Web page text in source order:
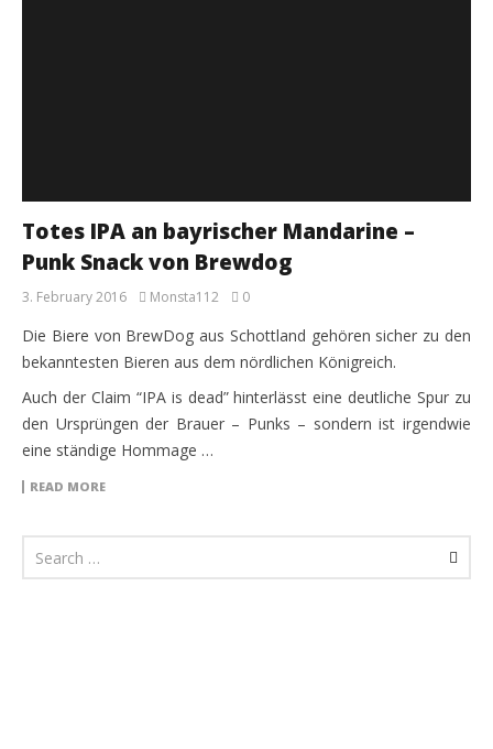
Totes IPA an bayrischer Mandarine –
Punk Snack von Brewdog
3. February 2016 Monsta112 0
Die Biere von BrewDog aus Schottland gehören sicher zu den
bekanntesten Bieren aus dem nördlichen Königreich.
Auch der Claim “IPA is dead” hinterlässt eine deutliche Spur zu
den Ursprüngen der Brauer – Punks – sondern ist irgendwie
eine ständige Hommage …
READ MORE